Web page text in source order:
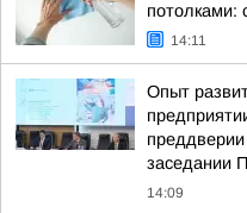
потолками:
14:11
Опыт
заседании
14:09